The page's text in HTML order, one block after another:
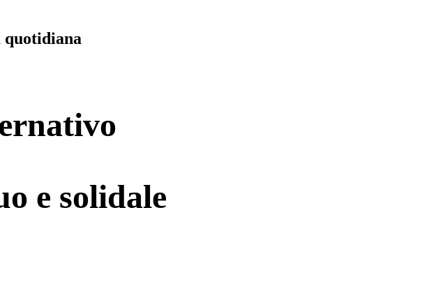
quotidiana
e solidale